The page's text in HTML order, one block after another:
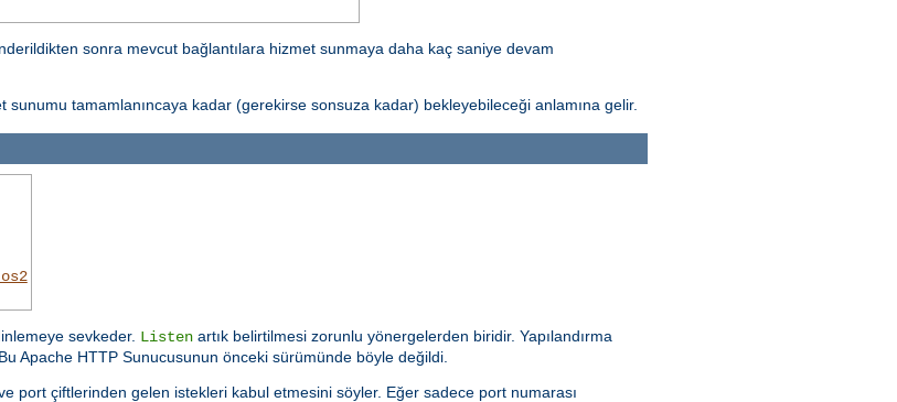
sonra mevcut bağlantılara hizmet sunmaya daha kaç saniye devam
tamamlanıncaya kadar (gerekirse sonsuza kadar) bekleyebileceği anlamına gelir.
sevkeder. Listen artık belirtilmesi zorunlu yönergelerden biridir. Yapılandırma
Apache HTTP Sunucusunun önceki sürümünde böyle değildi.
port çiftlerinden gelen istekleri kabul etmesini söyler. Eğer sadece port numarası